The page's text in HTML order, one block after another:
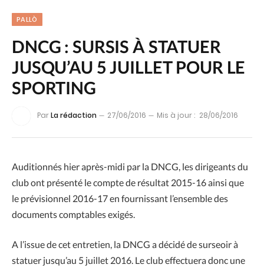
PALLÒ
DNCG : SURSIS À STATUER
JUSQU’AU 5 JUILLET POUR LE
SPORTING
ParLa rédaction 27/06/2016 Mis à jour : 28/06/2016
Auditionnés hier après-midi par la DNCG, les dirigeants du
club ont présenté le compte de résultat 2015-16 ainsi que
le prévisionnel 2016-17 en fournissant l’ensemble des
documents comptables exigés.
A l’issue de cet entretien, la DNCG a décidé de surseoir à
statuer jusqu’au 5 juillet 2016. Le club effectuera donc une